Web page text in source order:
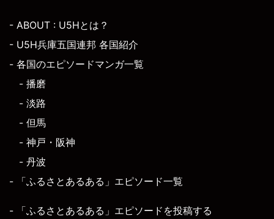
- ABOUT : U5Hとは？
- U5H兵庫五国連邦 各国紹介
- 各国のエピソードマンガ一覧
- 播磨
- 淡路
- 但馬
- 神戸・阪神
- 丹波
- 「ふるさとあるある」エピソード一覧
- 「ふるさとあるある」エピソードを投稿する